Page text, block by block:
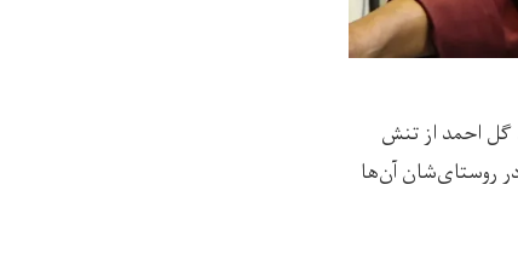
گل احمد از تنش
روستای‌شان آن‌ها